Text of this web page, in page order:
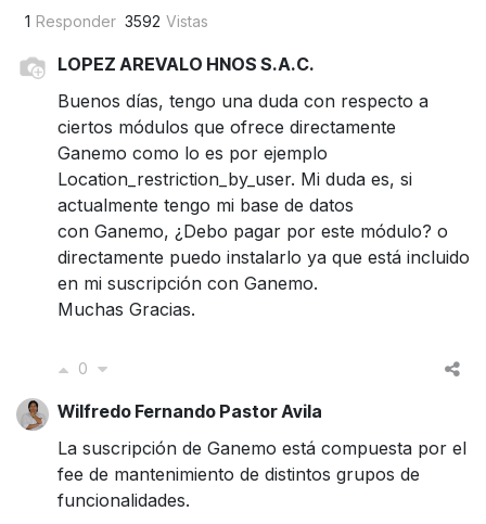
1 Responder 3592 Vistas
LOPEZ AREVALO HNOS S.A.C.
Buenos días, tengo una duda con respecto a
ciertos módulos que ofrece directamente
Ganemo como lo es por ejemplo
Location_restriction_by_user. Mi duda es, si
actualmente tengo mi base de datos
con Ganemo, ¿Debo pagar por este módulo? o
directamente puedo instalarlo ya que está incluido
en mi suscripción con Ganemo.
Muchas Gracias.
0
Wilfredo Fernando Pastor Avila
La suscripción de Ganemo está compuesta por el
fee de mantenimiento de distintos grupos de
funcionalidades.